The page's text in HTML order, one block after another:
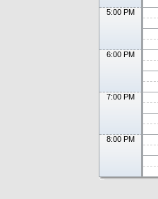
5:00 PM
6:00 PM
7:00 PM
8:00 PM